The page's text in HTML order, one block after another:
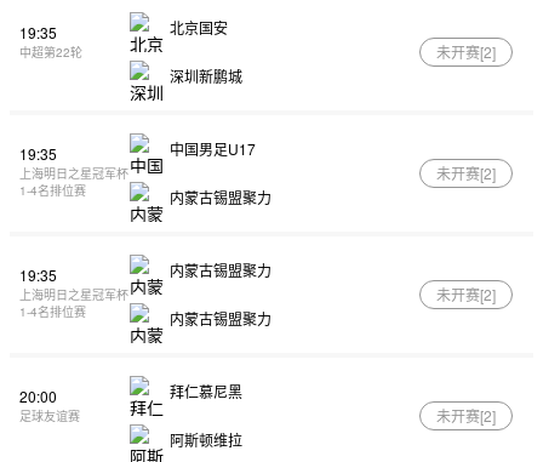
19:35
中超第22轮
北京国安
深圳新鹏城
未开赛[2]
19:35
上海明日之星冠军杯
1-4名排位赛
中国男足U17
内蒙古锡盟聚力
未开赛[2]
19:35
上海明日之星冠军杯
1-4名排位赛
内蒙古锡盟聚力
内蒙古锡盟聚力
未开赛[2]
20:00
足球友谊赛
拜仁慕尼黑
阿斯顿维拉
未开赛[2]